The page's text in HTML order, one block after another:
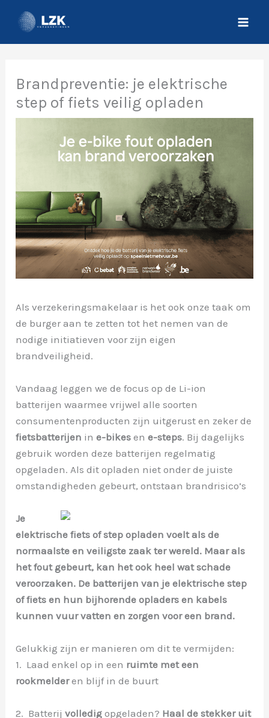
naar
Brandpreventie: je elektrische
step of fiets veilig opladen
Als verzekeringsmakelaar is het ook onze taak om
de burger aan te zetten tot het nemen van de
nodige initiatieven voor zijn eigen
brandveiligheid.
Vandaag leggen we de focus op de Li-ion
batterijen waarmee vrijwel alle soorten
consumentenproducten zijn uitgerust en zeker de
fietsbatterijen ine-bikes ene-steps. Bij dagelijks
gebruik worden deze batterijen regelmatig
opgeladen. Als dit opladen niet onder de juiste
omstandigheden gebeurt, ontstaan brandrisico’s
Je
elektrische fiets of step opladen voelt als de
normaalste en veiligste zaak ter wereld. Maar als
het fout gebeurt, kan het ook heel wat schade
veroorzaken. De batterijen van je elektrische step
of fiets en hun bijhorende opladers en kabels
kunnen vuur vatten en zorgen voor een brand.
Gelukkig zijn er manieren om dit te vermijden:
1. Laad enkel op in een ruimte met een
rookmelderen blijf in de buurt
2. Batterijvolledig opgeladen? Haal de stekker uit